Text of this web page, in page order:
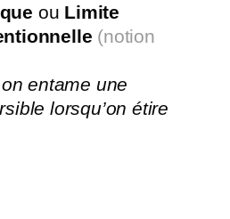
ou Limite
(notion
entame une
lorsqu’on étire